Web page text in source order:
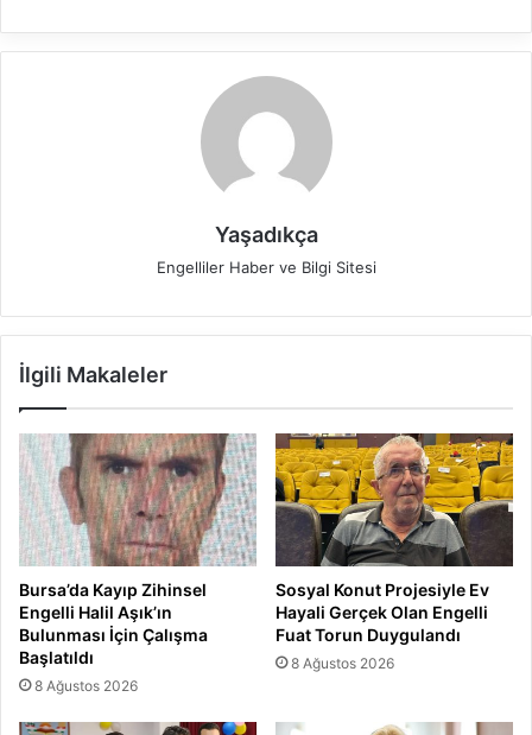
Yaşadıkça
Engelliler Haber ve Bilgi Sitesi
İlgili Makaleler
Bursa’da Kayıp Zihinsel
Engelli Halil Aşık’ın
Bulunması İçin Çalışma
Başlatıldı
8 Ağustos 2026
Sosyal Konut Projesiyle Ev
Hayali Gerçek Olan Engelli
Fuat Torun Duygulandı
8 Ağustos 2026